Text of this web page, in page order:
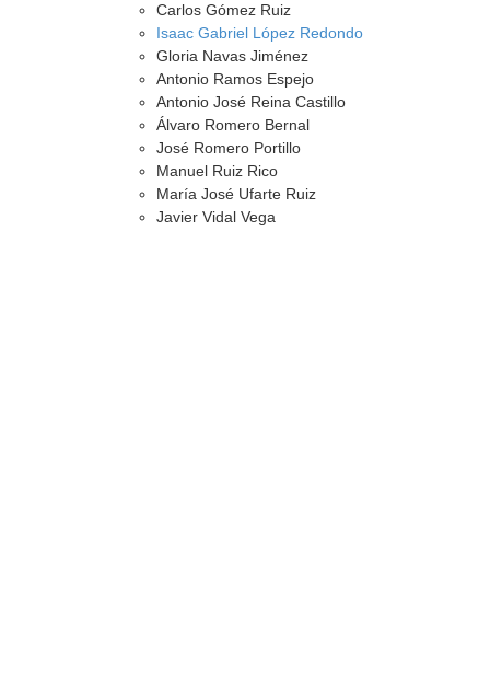
Carlos Gómez Ruiz
Isaac Gabriel López Redondo
Gloria Navas Jiménez
Antonio Ramos Espejo
Antonio José Reina Castillo
Álvaro Romero Bernal
José Romero Portillo
Manuel Ruiz Rico
María José Ufarte Ruiz
Javier Vidal Vega